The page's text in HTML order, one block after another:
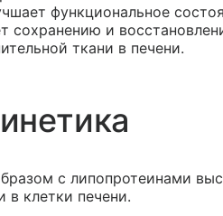
функциональное
сохранению и
ткани в печени.
с липопротеинами
в клетки печени.